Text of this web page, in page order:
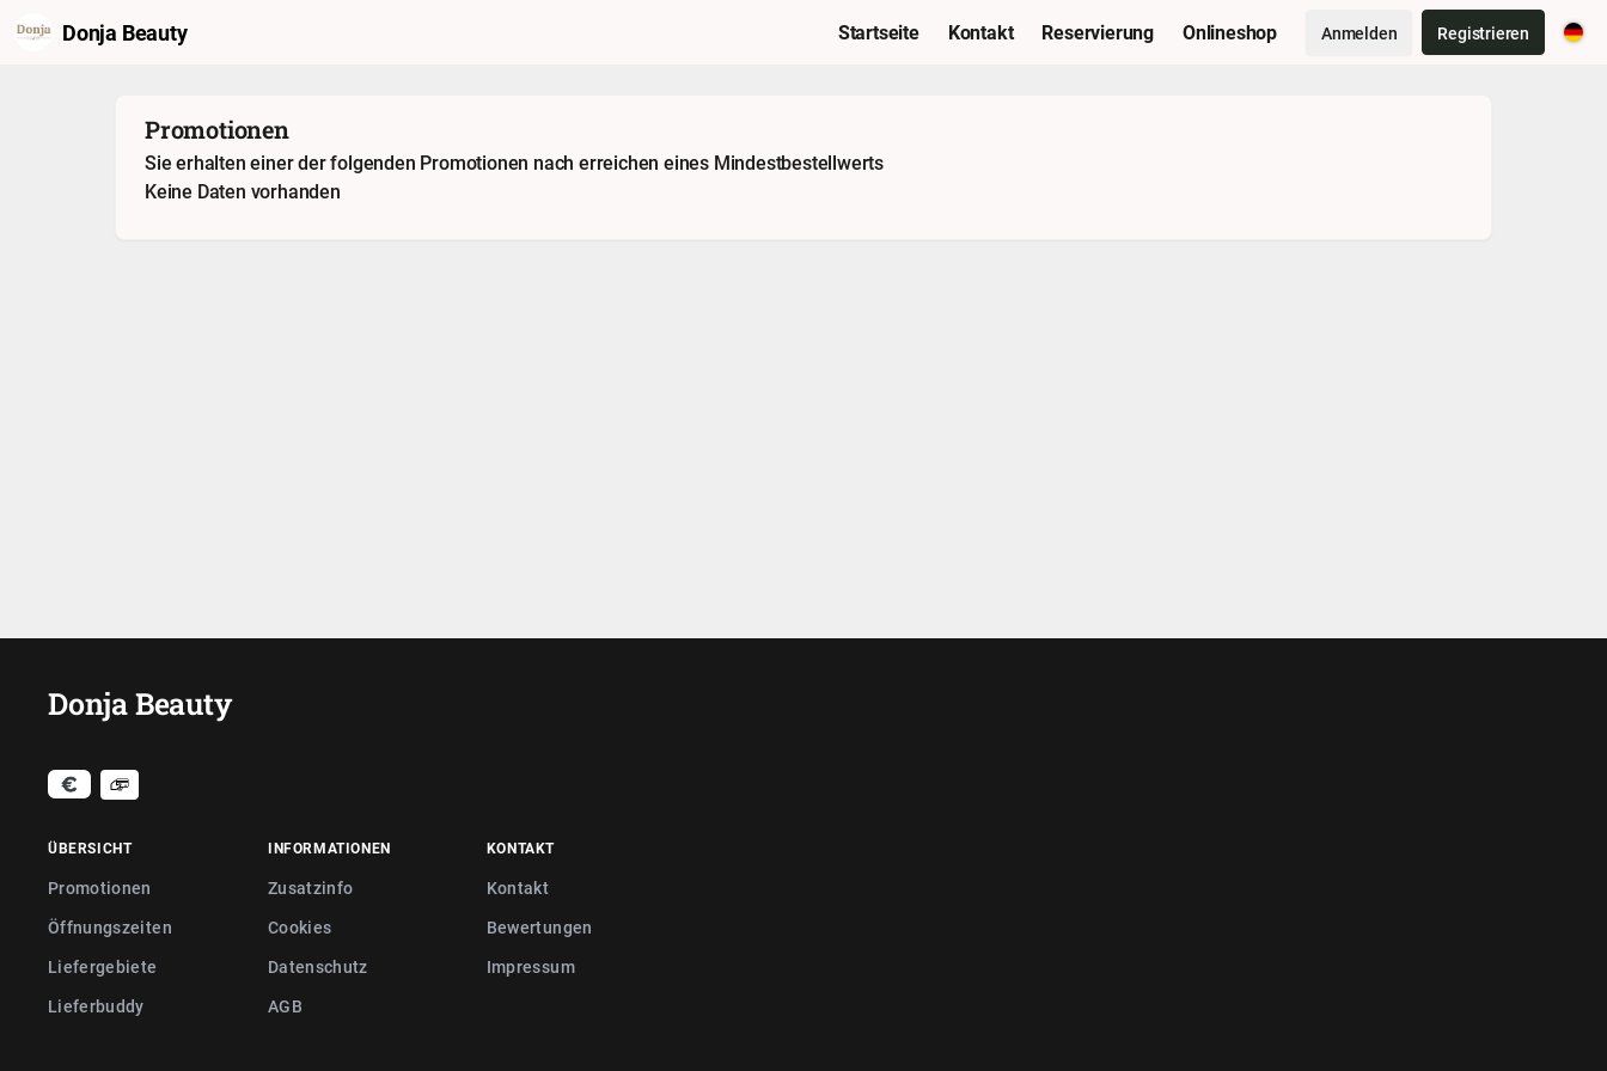
Donja Beauty Startseite Kontakt Reservierung Onlineshop Anmelden Registrieren
Promotionen
Sie erhalten einer der folgenden Promotionen nach erreichen eines Mindestbestellwerts
Keine Daten vorhanden
Donja Beauty
ÜBERSICHT
Promotionen
Öffnungszeiten
Liefergebiete
Lieferbuddy
INFORMATIONEN
Zusatzinfo
Cookies
Datenschutz
AGB
KONTAKT
Kontakt
Bewertungen
Impressum